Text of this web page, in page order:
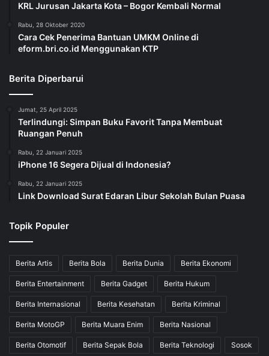
KRL Jurusan Jakarta Kota – Bogor Kembali Normal
Rabu, 28 Oktober 2020
Cara Cek Penerima Bantuan UMKM Online di
eform.bri.co.id Menggunakan KTP
Berita Diperbarui
Jumat, 25 April 2025
Terlindungi: Simpan Buku Favorit Tanpa Membuat
Ruangan Penuh
Rabu, 22 Januari 2025
iPhone 16 Segera Dijual di Indonesia?
Rabu, 22 Januari 2025
Link Download Surat Edaran Libur Sekolah Bulan Puasa
Topik Populer
Berita Artis Berita Bola Berita Dunia Berita Ekonomi
Berita Entertainment Berita Gadget Berita Hukum
Berita Internasional Berita Kesehatan Berita Kriminal
Berita MotoGP Berita Muara Enim Berita Nasional
Berita Otomotif Berita Sepak Bola Berita Teknologi Sosok